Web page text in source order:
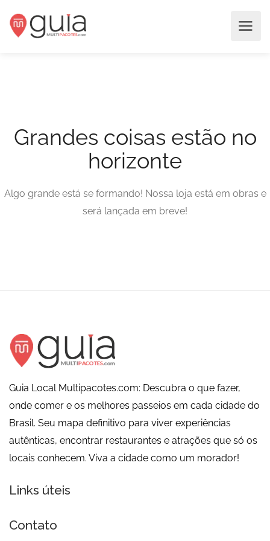
Grandes coisas estão no
horizonte
Algo grande está se formando! Nossa loja está em obras e
será lançada em breve!
Guia Local Multipacotes.com: Descubra o que fazer,
onde comer e os melhores passeios em cada cidade do
Brasil. Seu mapa definitivo para viver experiências
autênticas, encontrar restaurantes e atrações que só os
locais conhecem. Viva a cidade como um morador!
Links úteis
Contato